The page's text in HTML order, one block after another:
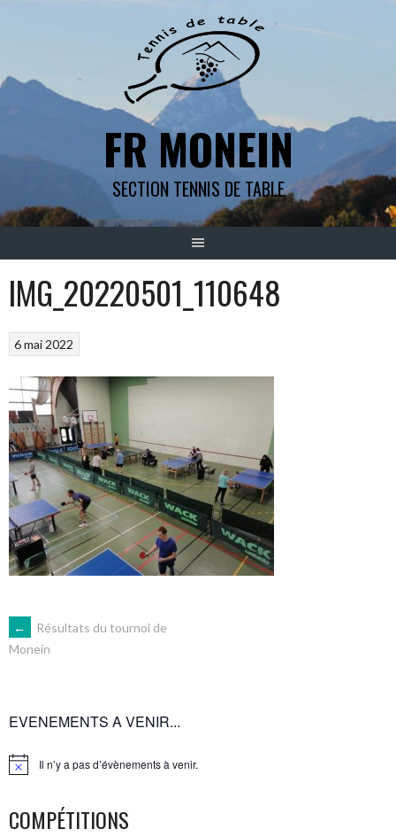
FR MONEIN
SECTION TENNIS DE TABLE
IMG_20220501_110648
6 mai 2022
NAVIGATION
ARTICLES
←
Résultats du tournoi de
Monein
EVENEMENTS A VENIR...
Notice Il n’y a pas d’évènements à venir.
COMPÉTITIONS